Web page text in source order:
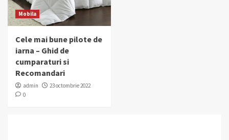
Mobila
Cele mai bune pilote de
iarna – Ghid de
cumparaturi si
Recomandari
admin
23 octombrie 2022
0